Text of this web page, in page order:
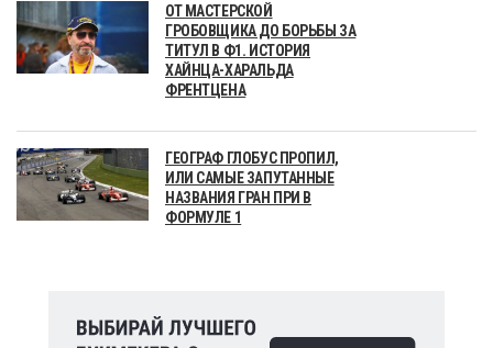
ОТ МАСТЕРСКОЙ
ГРОБОВЩИКА ДО БОРЬБЫ ЗА
ТИТУЛ В Ф1. ИСТОРИЯ
ХАЙНЦА-ХАРАЛЬДА
ФРЕНТЦЕНА
ГЕОГРАФ ГЛОБУС ПРОПИЛ,
ИЛИ САМЫЕ ЗАПУТАННЫЕ
НАЗВАНИЯ ГРАН ПРИ В
ФОРМУЛЕ 1